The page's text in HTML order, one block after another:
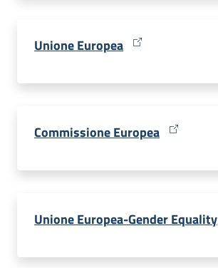
Unione Europea
Commissione Europea
Unione Europea-Gender Equality